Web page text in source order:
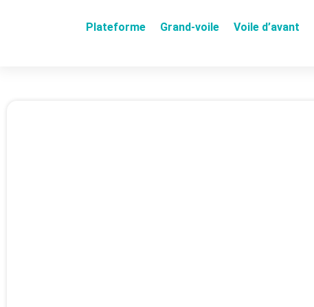
Plateforme Grand-voile Voile d’avant